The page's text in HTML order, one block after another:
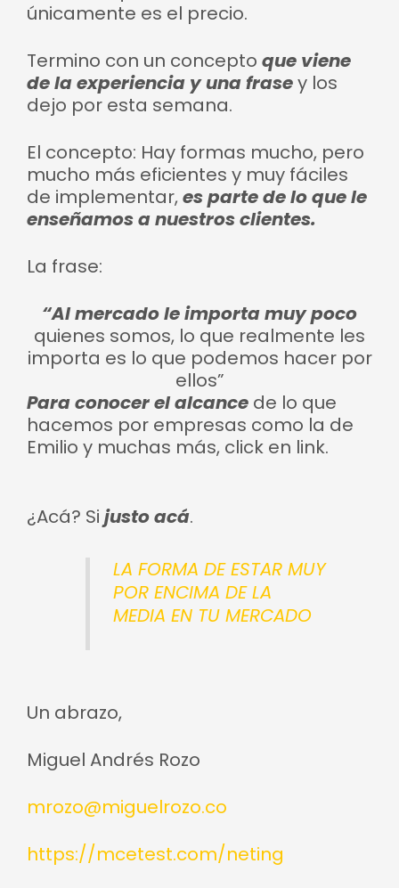
únicamente es el precio.
Termino con un concepto que viene
de la experiencia y una frasey los
dejo por esta semana.
El concepto: Hay formas mucho, pero
mucho más eficientes y muy fáciles
de implementar,es parte de lo que le
enseñamos a nuestros clientes.
La frase:
“Al mercado le importa muy poco
quienes somos, lo que realmente les
importa es lo que podemos hacer por
ellos”
Para conocer el alcance de lo que
hacemos por empresas como la de
Emilio y muchas más, click en link.
­¿Acá? Si justo acá.
LA FORMA DE ESTAR MUY
POR ENCIMA DE LA
MEDIA EN TU MERCADO
­Un abrazo,
Miguel Andrés Rozo
mrozo@miguelrozo.co
https://mcetest.com/neting